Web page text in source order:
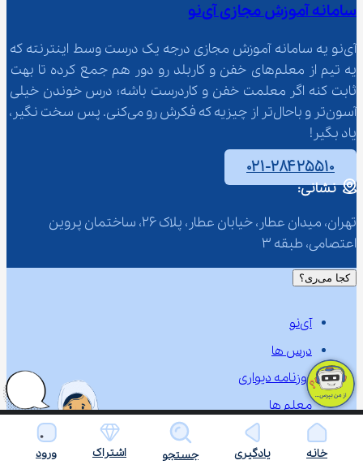
سامانه آموزش مجازی آی‌نو
آی‌نو یه سامانه آموزش مجازی درجه یک درست وسط اینترنته که
یه تیم از معلم‌‌های خفن و کاربلد رو دور هم جمع کرده تا بهت
ثابت کنه اگر معلمت خفن و کاردرست باشه؛ درس خوندن خیلی
آسون‌تر و باحال‌تر از چیزیه که فکرش رو می‌کنی. پس سخت نگیر،
یاد بگیر!
۰۲۱-۲۸۴۲۵۵۱۰
نشانی:
تهران، میدان عطار، خیابان عطار، پلاک 26، ساختمان پروین
اعتصامی، طبقه 3
کجا می‌ری؟
آی‌نو
درس ها
روزنامه دیواری
معلم ها
شما پرسیدین
تماس با ماخانه یادگیری جستجو اشتراک ورود